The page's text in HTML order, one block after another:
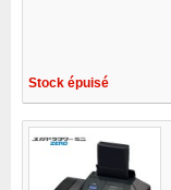
Stock épuisé